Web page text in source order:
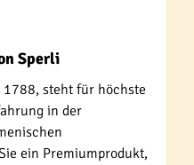
Sperli
1788, steht für höchste
in der
ein Premiumprodukt,